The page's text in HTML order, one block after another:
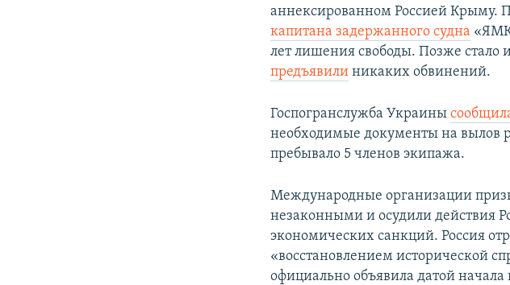
аннексированном Россией Крыму.
капитана задержанного судна
лет лишения свободы. Позже стало
предъявили никаких обвинений.
Госпогранслужба Украины
необходимые документы на вылов
пребывало 5 членов экипажа.
Международные организации
незаконными и осудили действия
экономических санкций. Россия
«восстановлением исторической
официально объявила датой